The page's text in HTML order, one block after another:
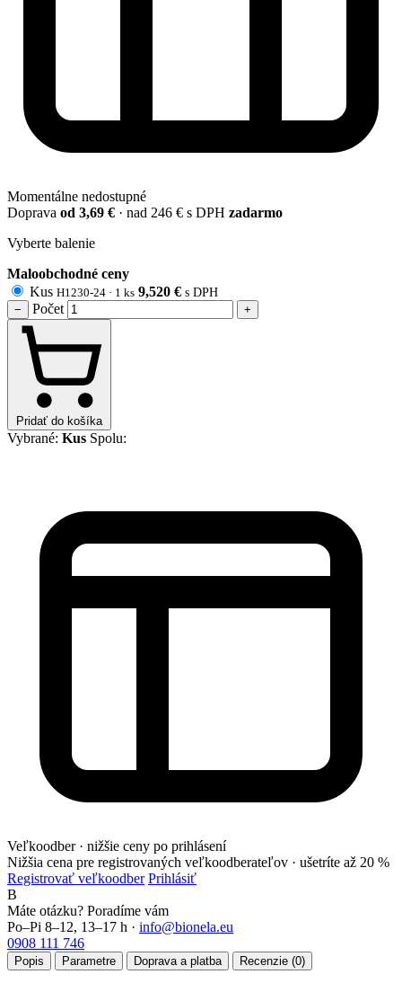
Momentálne nedostupné
Doprava od 3,69 € · nad 246 € s DPH zadarmo
Vyberte balenie
Maloobchodné ceny
Kus H1230-24 · 1 ks 9,520 € s DPH
−
Počet +
Pridať do košíka
Vybrané: Kus Spolu:
Veľkoodber · nižšie ceny po prihlásení
Nižšia cena pre registrovaných veľkoodberateľov · ušetríte až 20 %
Registrovať veľkoodber Prihlásiť
B
Máte otázku? Poradíme vám
Po–Pi 8–12, 13–17 h · info@bionela.eu
0908 111 746
Popis Parametre Doprava a platba Recenzie (0)